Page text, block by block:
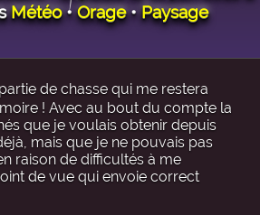
Météo•Orage•Paysage
de chasse qui me restera
! Avec au bout du compte la
que je voulais obtenir depuis
mais que je ne pouvais pas
raison de difficultés à me
de vue qui envoie correct